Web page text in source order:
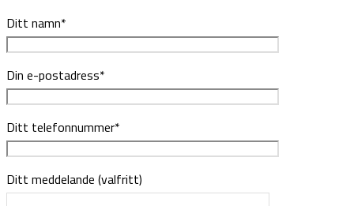
Ditt namn*
Din e-postadress*
Ditt telefonnummer*
Ditt meddelande (valfritt)